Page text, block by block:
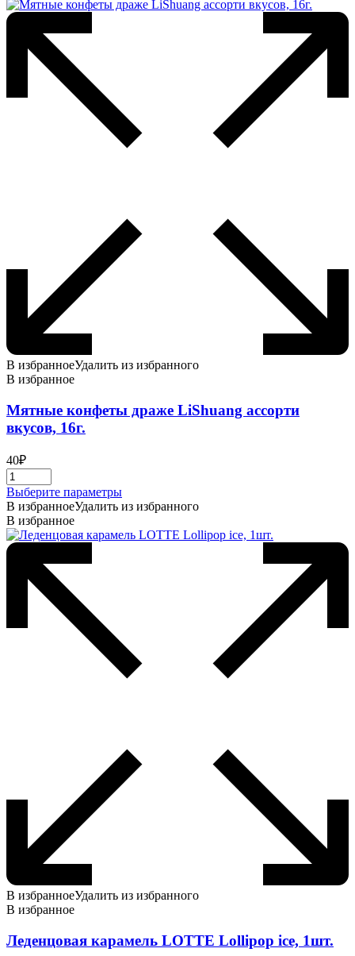
В избранноеУдалить из избранного
В избранное
Мятные конфеты драже LiShuang ассорти
вкусов, 16г.
40₽
Выберите параметрыЭтот
товар
несколько
В избранноеУдалить из избранного
В избранное
В избранноеУдалить из избранного
В избранное
Леденцовая карамель LOTTE Lollipop ice, 1шт.